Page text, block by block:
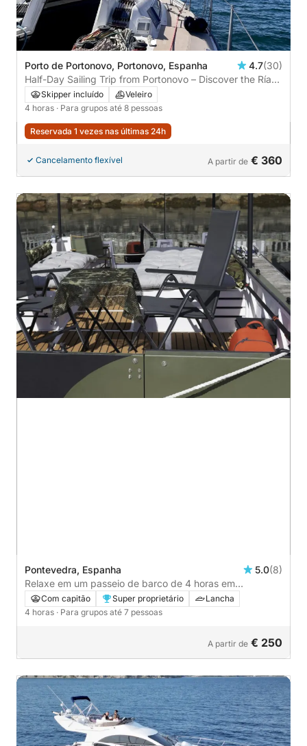
Porto de Portonovo, Portonovo, Espanha 4.7(30)
Half-Day Sailing Trip from Portonovo – Discover the Ría
de Pontevedra
Skipper incluído
Veleiro
4 horas · Para grupos até 8 pessoas
Reservada 1 vezes nas últimas 24h
Cancelamento flexível A partir de € 360
Pontevedra, Espanha 5.0(8)
Relaxe em um passeio de barco de 4 horas em
Pontevedra.
Com capitão Super proprietário
Lancha
4 horas · Para grupos até 7 pessoas
A partir de € 250